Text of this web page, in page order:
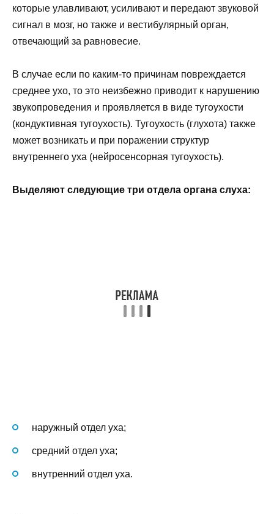
которые улавливают, усиливают и передают звуковой
сигнал в мозг, но также и вестибулярный орган,
отвечающий за равновесие.
В случае если по каким-то причинам повреждается
среднее ухо, то это неизбежно приводит к нарушению
звукопроведения и проявляется в виде тугоухости
(кондуктивная тугоухость). Тугоухость (глухота) также
может возникать и при поражении структур
внутреннего уха (нейросенсорная тугоухость).
Выделяют следующие три отдела органа слуха:
наружный отдел уха;
средний отдел уха;
внутренний отдел уха.